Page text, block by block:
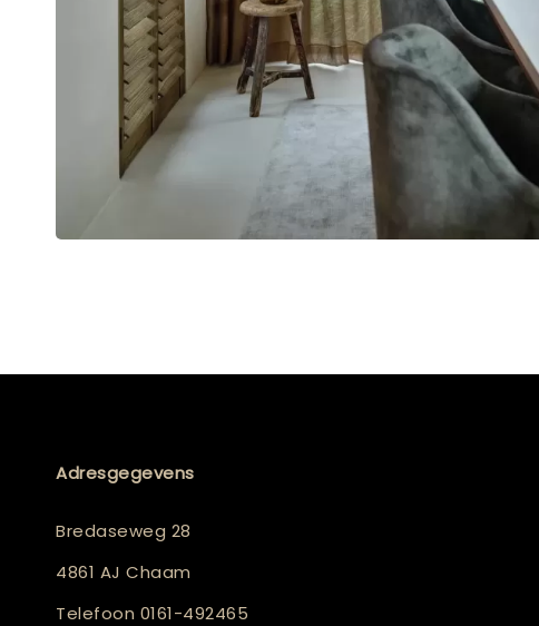
Adresgegevens
Bredaseweg 28
4861 AJ Chaam
Telefoon 0161-492465